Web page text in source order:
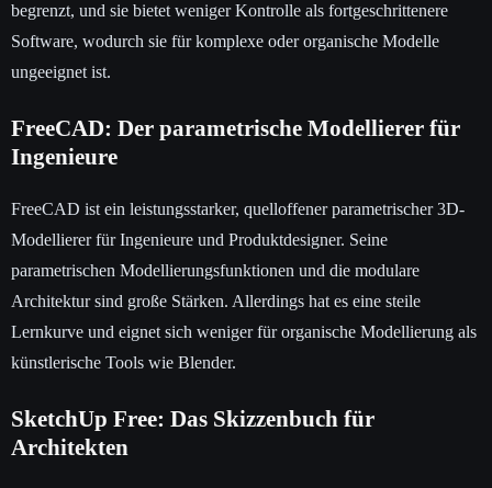
begrenzt, und sie bietet weniger Kontrolle als fortgeschrittenere
Software, wodurch sie für komplexe oder organische Modelle
ungeeignet ist.
FreeCAD: Der parametrische Modellierer für
Ingenieure
FreeCAD ist ein leistungsstarker, quelloffener parametrischer 3D-
Modellierer für Ingenieure und Produktdesigner. Seine
parametrischen Modellierungsfunktionen und die modulare
Architektur sind große Stärken. Allerdings hat es eine steile
Lernkurve und eignet sich weniger für organische Modellierung als
künstlerische Tools wie Blender.
SketchUp Free: Das Skizzenbuch für
Architekten